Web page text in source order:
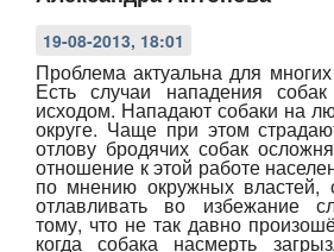
Культура
Медиа
Авто
Спорт
19-08-2013, 18:01
Проблема актуальна для
Есть случаи нападения
исходом. Нападают собаки на
округе. Чаще при этом
отлову бродячих собак
отношение к этой работе
по мнению окружных властей,
отлавливать во избежание
тому, что не так давно
когда собака насмерть